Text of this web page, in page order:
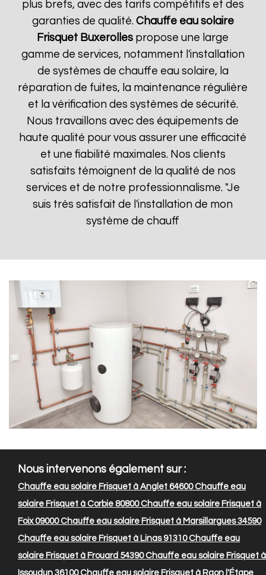
plus brefs, avec des tarifs compétitifs et des
garanties de qualité. Chauffe eau solaire
Frisquet Buxerolles propose une large
gamme de services, notamment l'installation
de systèmes de chauffe eau solaire, la
réparation de fuites, la maintenance régulière
et la vérification des systèmes de sécurité.
Nous travaillons avec des équipements de
haute qualité pour vous assurer une efficacité
et une fiabilité maximales. Nos clients
satisfaits témoignent de la qualité de nos
services et de notre professionnalisme. "Je
suis très satisfait de l'installation de mon
système de chauff
Nous intervenons également sur :
Chauffe eau solaire Frisquet à Anglet 64600Chauffe eau
solaire Frisquet à Corbie 80800Chauffe eau solaire Frisquet à
Foix 09000Chauffe eau solaire Frisquet à Marsillargues 34590
Chauffe eau solaire Frisquet à Linas 91310Chauffe eau
solaire Frisquet à Frouard 54390Chauffe eau solaire Frisquet à
Issoudun 36100Chauffe eau solaire Frisquet à Raon l'Étape